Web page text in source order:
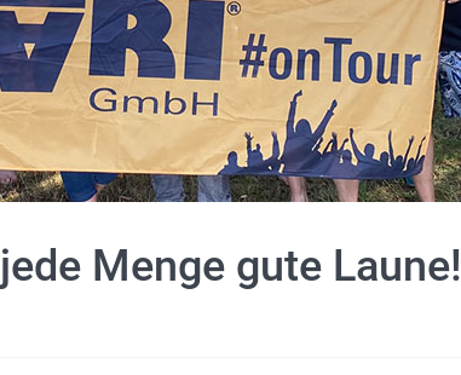
Menge gute Laune!